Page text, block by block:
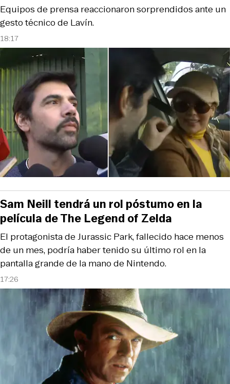
18:17
Equipos de prensa reaccionaron sorprendidos ante un
gesto técnico de Lavín.
17:26
El protagonista de Jurassic Park, fallecido hace menos
de un mes, podría haber tenido su último rol en la
pantalla grande de la mano de Nintendo.
Sam Neill tendrá un rol póstumo en la
película de The Legend of Zelda